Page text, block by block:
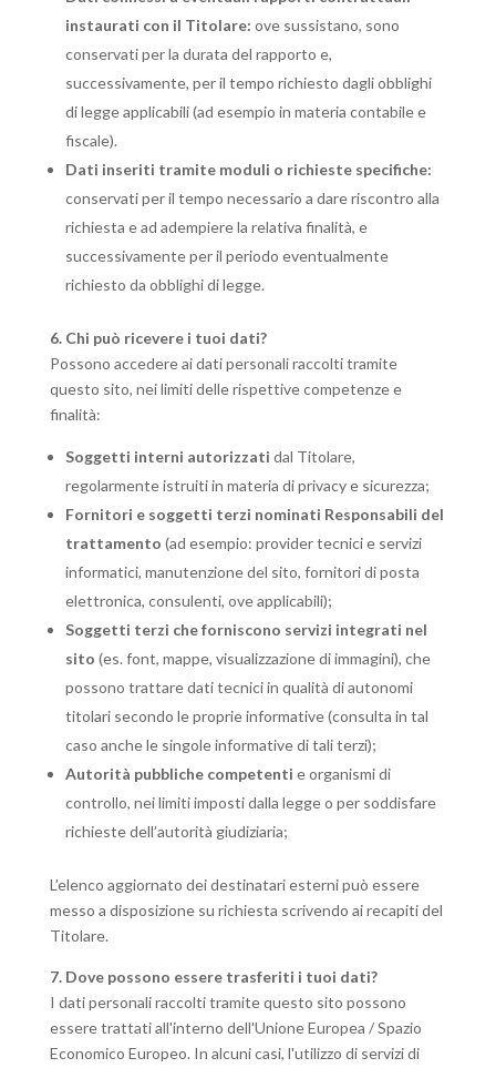
instaurati con il Titolare: ove sussistano, sono
conservati per la durata del rapporto e,
successivamente, per il tempo richiesto dagli obblighi
di legge applicabili (ad esempio in materia contabile e
fiscale).
Dati inseriti tramite moduli o richieste specifiche:
conservati per il tempo necessario a dare riscontro alla
richiesta e ad adempiere la relativa finalità, e
successivamente per il periodo eventualmente
richiesto da obblighi di legge.
6. Chi può ricevere i tuoi dati?
Possono accedere ai dati personali raccolti tramite
questo sito, nei limiti delle rispettive competenze e
finalità:
Soggetti interni autorizzati dal Titolare,
regolarmente istruiti in materia di privacy e sicurezza;
Fornitori e soggetti terzi nominati Responsabili del
trattamento (ad esempio: provider tecnici e servizi
informatici, manutenzione del sito, fornitori di posta
elettronica, consulenti, ove applicabili);
Soggetti terzi che forniscono servizi integrati nel
sito (es. font, mappe, visualizzazione di immagini), che
possono trattare dati tecnici in qualità di autonomi
titolari secondo le proprie informative (consulta in tal
caso anche le singole informative di tali terzi);
Autorità pubbliche competenti e organismi di
controllo, nei limiti imposti dalla legge o per soddisfare
richieste dell’autorità giudiziaria;
L’elenco aggiornato dei destinatari esterni può essere
messo a disposizione su richiesta scrivendo ai recapiti del
Titolare.
7. Dove possono essere trasferiti i tuoi dati?
I dati personali raccolti tramite questo sito possono
essere trattati all'interno dell'Unione Europea / Spazio
Economico Europeo. In alcuni casi, l'utilizzo di servizi di